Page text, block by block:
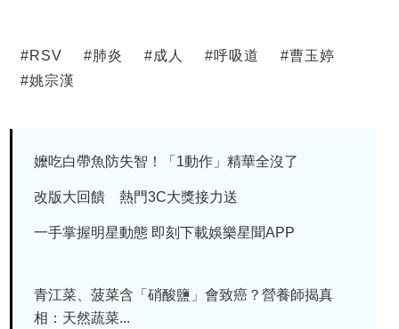
#RSV #肺炎 #成人 #呼吸道 #曹玉婷
#姚宗漢
嬤吃白帶魚防失智！「1動作」精華全沒了
改版大回饋 熱門3C大獎接力送
一手掌握明星動態 即刻下載娛樂星聞APP
青江菜、菠菜含「硝酸鹽」會致癌？營養師揭真
相：天然蔬菜...